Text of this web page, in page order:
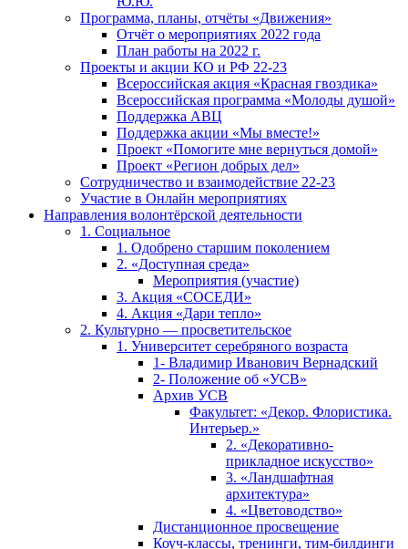
Программа, планы, отчёты «Движения»
Отчёт о мероприятиях 2022 года
План работы на 2022 г.
Проекты и акции КО и РФ 22-23
Всероссийская акция «Красная гвоздика»
Всероссийская программа «Молоды душой»
Поддержка АВЦ
Поддержка акции «Мы вместе!»
Проект «Помогите мне вернуться домой»
Проект «Регион добрых дел»
Сотрудничество и взаимодействие 22-23
Участие в Онлайн мероприятиях
Направления волонтёрской деятельности
1. Социальное
1. Одобрено старшим поколением
2. «Доступная среда»
Мероприятия (участие)
3. Акция «СОСЕДИ»
4. Акция «Дари тепло»
2. Культурно — просветительское
1. Университет серебряного возраста
1- Владимир Иванович Вернадский
2- Положение об «УСВ»
Архив УСВ
Факультет: «Декор. Флористика.
Интерьер.»
2. «Декоративно-
прикладное искусство»
3. «Ландшафтная
архитектура»
4. «Цветоводство»
Дистанционное просвещение
Коуч-классы, тренинги, тим-билдинги